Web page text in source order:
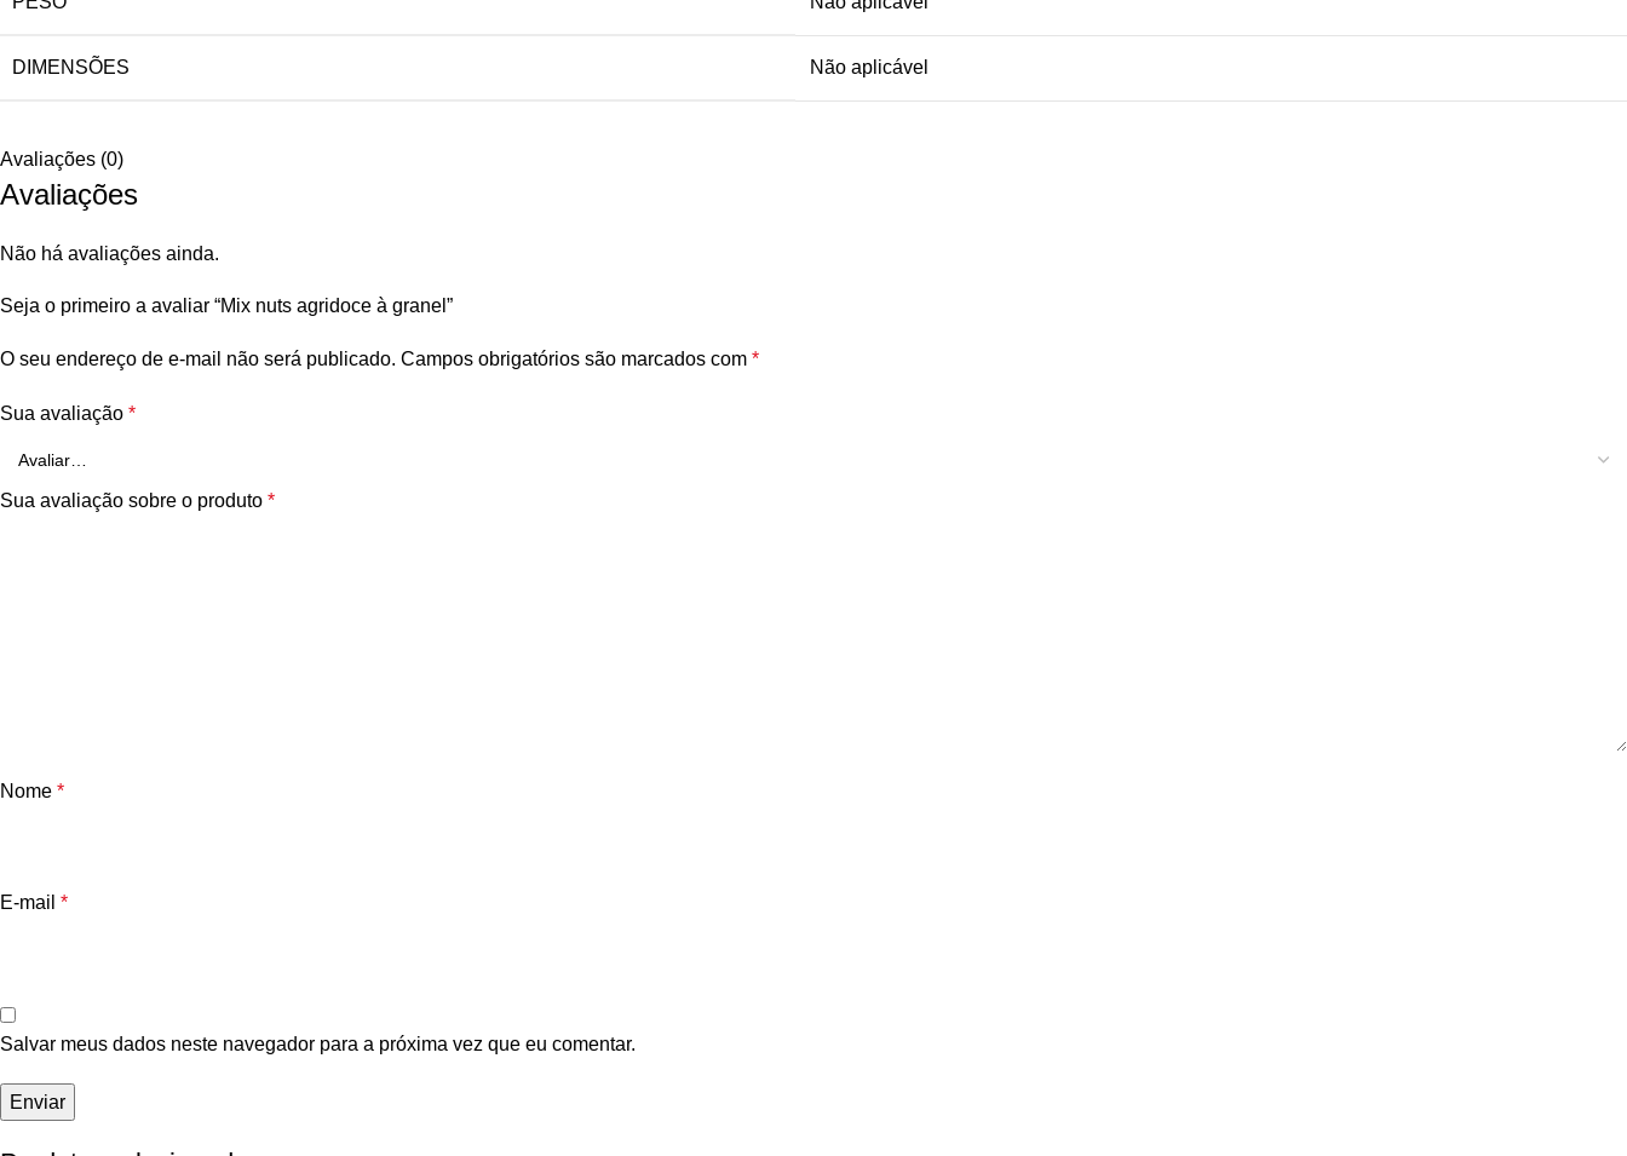
DIMENSÕES Não aplicável
Avaliações (0)
Avaliações
Não há avaliações ainda.
Seja o primeiro a avaliar “Mix nuts agridoce à granel”
O seu endereço de e-mail não será publicado. Campos obrigatórios são marcados com *
Sua avaliação *
Sua avaliação sobre o produto *
Nome *
E-mail *
Salvar meus dados neste navegador para a próxima vez que eu comentar.